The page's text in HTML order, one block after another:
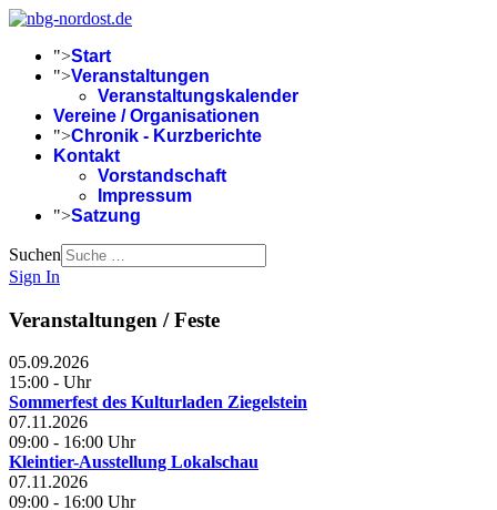
">Start
">Veranstaltungen
Veranstaltungskalender
Vereine / Organisationen
">Chronik - Kurzberichte
Kontakt
Vorstandschaft
Impressum
">Satzung
Suchen
Sign In
Veranstaltungen / Feste
05.09.2026
15:00 - Uhr
Sommerfest des Kulturladen Ziegelstein
07.11.2026
09:00 - 16:00 Uhr
Kleintier-Ausstellung Lokalschau
07.11.2026
09:00 - 16:00 Uhr